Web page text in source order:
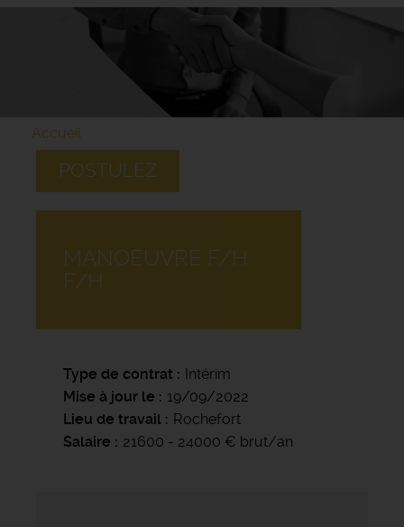
Accueil
POSTULEZ
MANOEUVRE F/H
F/H
Type de contrat
Intérim
Mise à jour le
19/09/2022
Lieu de travail
Rochefort
Salaire
21600 - 24000 € brut/an